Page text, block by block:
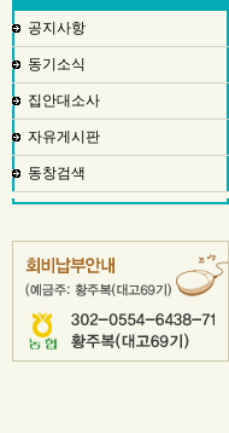
공지사항
동기소식
집안대소사
자유게시판
동창검색